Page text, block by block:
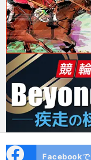
Facebookで